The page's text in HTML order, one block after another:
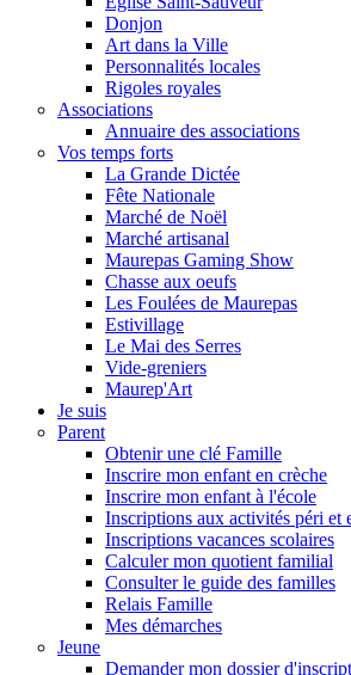
Donjon
Art dans la Ville
Personnalités locales
Rigoles royales
Associations
Annuaire des associations
Vos temps forts
La Grande Dictée
Fête Nationale
Marché de Noël
Marché artisanal
Maurepas Gaming Show
Chasse aux oeufs
Les Foulées de Maurepas
Estivillage
Le Mai des Serres
Vide-greniers
Maurep'Art
Je suis
Parent
Obtenir une clé Famille
Inscrire mon enfant en crèche
Inscrire mon enfant à l'école
Inscriptions aux activités péri et
Inscriptions vacances scolaires
Calculer mon quotient familial
Consulter le guide des familles
Relais Famille
Mes démarches
Jeune
Demander mon dossier